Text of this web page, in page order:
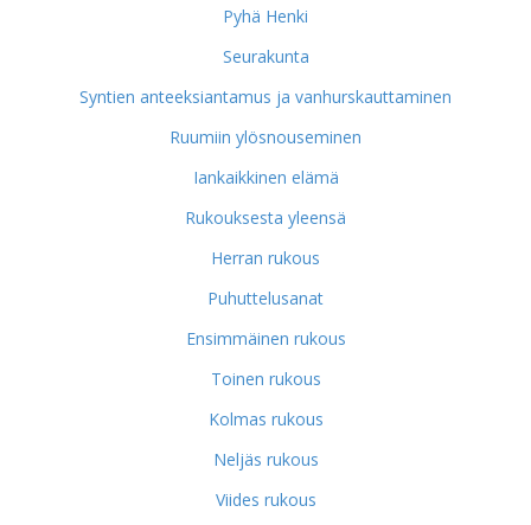
Pyhä Henki
Seurakunta
Syntien anteeksiantamus ja vanhurskauttaminen
Ruumiin ylösnouseminen
Iankaikkinen elämä
Rukouksesta yleensä
Herran rukous
Puhuttelusanat
Ensimmäinen rukous
Toinen rukous
Kolmas rukous
Neljäs rukous
Viides rukous